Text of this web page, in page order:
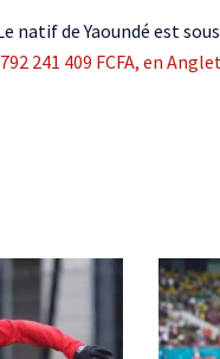
natif de Yaoundé est
241 409 FCFA, en